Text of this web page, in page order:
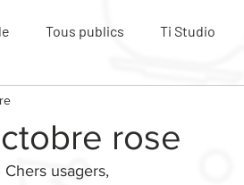
Tous publics Ti Studio
rose
Chers usagers,